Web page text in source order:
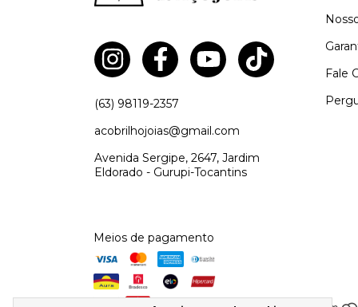
(63) 98119-2357
acobrilhojoias@gmail.com
Avenida Sergipe, 2647, Jardim
Eldorado - Gurupi-Tocantins
Fale
Meios de pagamento